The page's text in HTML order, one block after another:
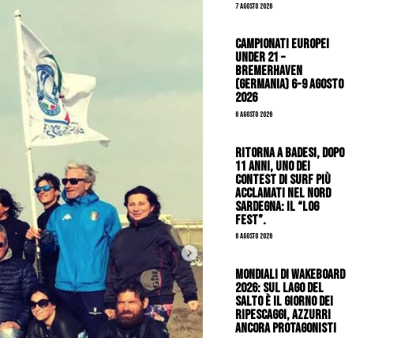
7 Agosto 2026
Campionati Europei
Under 21 –
Bremerhaven
(Germania) 6-9 agosto
2026
6 Agosto 2026
Ritorna a Badesi, dopo
11 anni, uno dei
contest di surf più
acclamati nel nord
Sardegna: il “Log
Fest”.
6 Agosto 2026
Mondiali di Wakeboard
2026: sul Lago del
Salto è il giorno dei
ripescaggi, azzurri
ancora protagonisti